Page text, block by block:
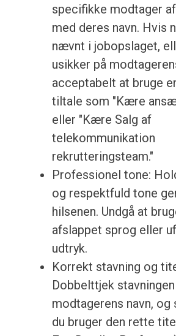
specifikke modtager
med deres navn. Hvis
nævnt i jobopslaget,
usikker på
acceptabelt at bruge
tiltale som "Kære
eller "Kære Salg af
telekommunikation
rekrutteringsteam."
Professionel tone:
og respektfuld tone
hilsenen. Undgå at
afslappet sprog eller
udtryk.
Korrekt stavning og
Dobbelttjek
modtagerens navn, og
du bruger den rette